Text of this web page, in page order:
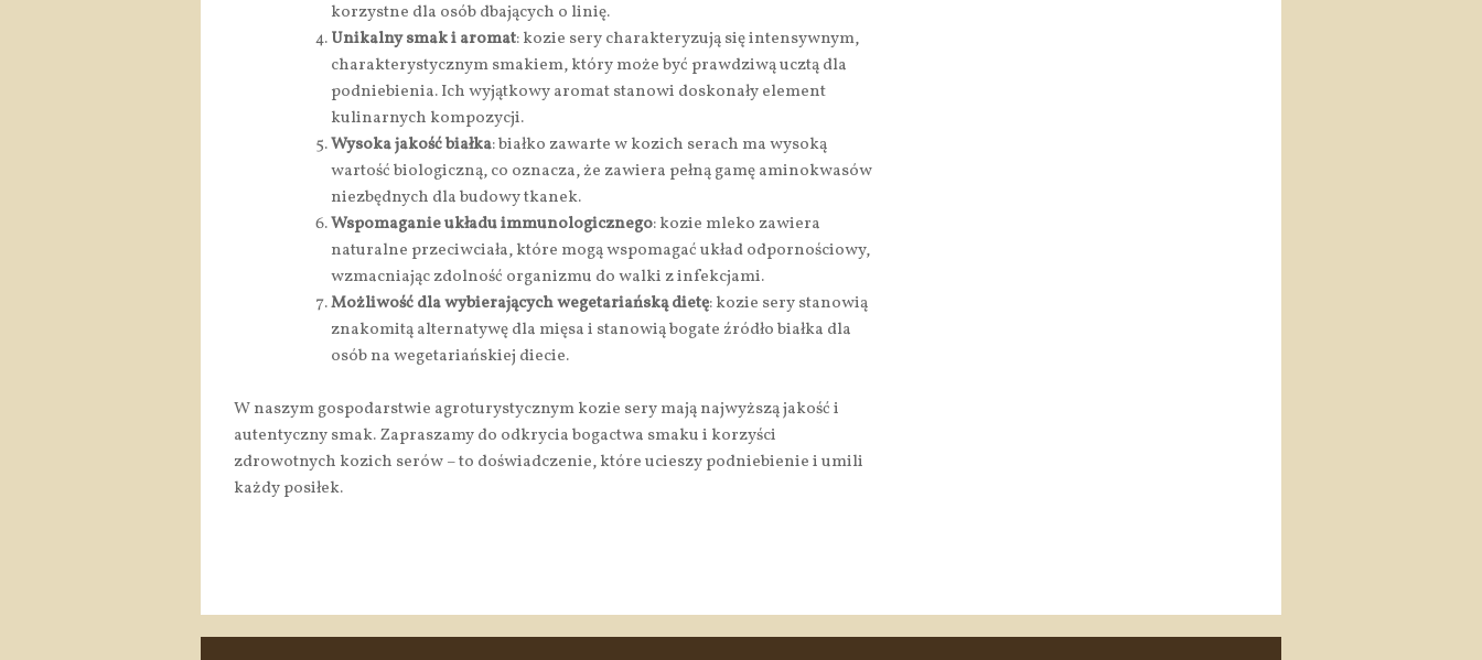
korzystne dla osób dbających o linię.
Unikalny smak i aromat: kozie sery charakteryzują się intensywnym,
charakterystycznym smakiem, który może być prawdziwą ucztą dla
podniebienia. Ich wyjątkowy aromat stanowi doskonały element
kulinarnych kompozycji.
Wysoka jakość białka: białko zawarte w kozich serach ma wysoką
wartość biologiczną, co oznacza, że zawiera pełną gamę aminokwasów
niezbędnych dla budowy tkanek.
Wspomaganie układu immunologicznego: kozie mleko zawiera
naturalne przeciwciała, które mogą wspomagać układ odpornościowy,
wzmacniając zdolność organizmu do walki z infekcjami.
Możliwość dla wybierających wegetariańską dietę: kozie sery stanowią
znakomitą alternatywę dla mięsa i stanowią bogate źródło białka dla
osób na wegetariańskiej diecie.
W naszym gospodarstwie agroturystycznym kozie sery mają najwyższą jakość i
autentyczny smak. Zapraszamy do odkrycia bogactwa smaku i korzyści
zdrowotnych kozich serów – to doświadczenie, które ucieszy podniebienie i umili
każdy posiłek.